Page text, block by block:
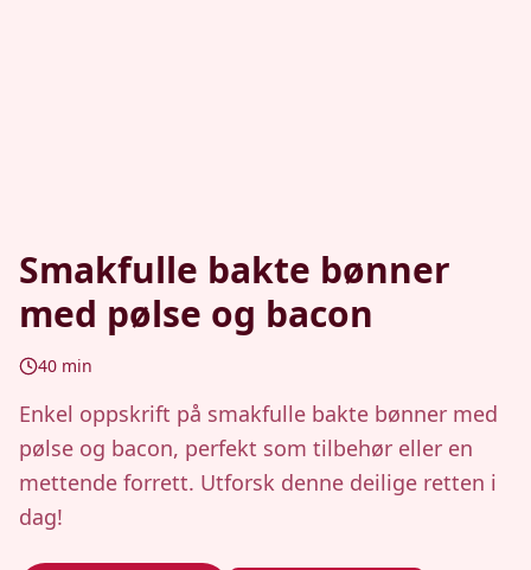
Smakfulle bakte bønner
med pølse og bacon
40 min
Enkel oppskrift på smakfulle bakte bønner med
pølse og bacon, perfekt som tilbehør eller en
mettende forrett. Utforsk denne deilige retten i
dag!